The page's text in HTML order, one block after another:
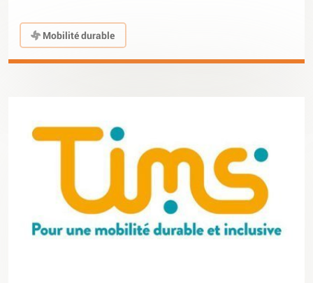
Mobilité durable